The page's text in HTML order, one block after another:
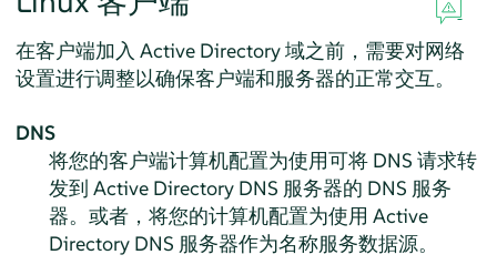
在客户端加入 Active Directory 域之前，需要对网络
设置进行调整以确保客户端和服务器的正常交互。
DNS
将您的客户端计算机配置为使用可将 DNS 请求转
发到 Active Directory DNS 服务器的 DNS 服务
器。或者，将您的计算机配置为使用 Active
Directory DNS 服务器作为名称服务数据源。